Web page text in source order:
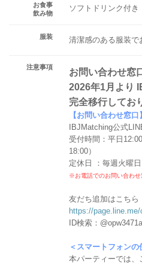
お食事
飲み物
ソフトドリンク付き
服装 清潔感のある服装で
注意事項
お問い合わせ窓
2026年1月より
完全移行してお
【お問い合わせ窓口】
IBJMatching公式
受付時間：平日
18:00）
定休日 ：毎週火曜日
※お電話でのお問い合わせ
友だち追加はこち
https://page.line.me/
ID検索：@opw3471a
＜スマートフォンの
本パーティーでは、